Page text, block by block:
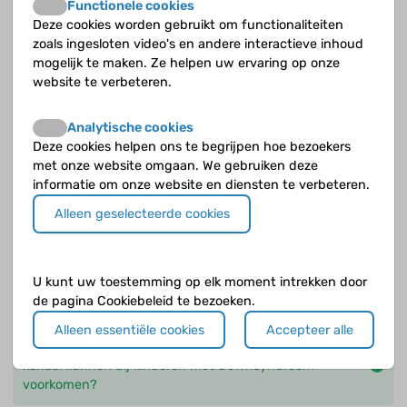
Wat is de ziekte van Hirschsprung?
Wat is duodenumatresie of duodenumstenose?
Wat kun je doen bij coeliakie?
Wat kun je doen bij gastro-oesofageale reflux?
Wat kun je doen om overgewicht te voorkomen?
Wat zijn de symptomen van een slokdarmafsluiting?
Welke aangeboren afwijkingen van het maag-darm
kanaal kunnen bij kinderen met Downsyndroom
voorkomen?
Functionele cookies
Deze cookies worden gebruikt om functionaliteiten
zoals ingesloten video's en andere interactieve inhoud
mogelijk te maken. Ze helpen uw ervaring op onze
website te verbeteren.
Analytische cookies
Deze cookies helpen ons te begrijpen hoe bezoekers
met onze website omgaan. We gebruiken deze
informatie om onze website en diensten te verbeteren.
Alleen geselecteerde cookies
U kunt uw toestemming op elk moment intrekken door
de pagina Cookiebeleid te bezoeken.
Alleen essentiële cookies
Accepteer alle